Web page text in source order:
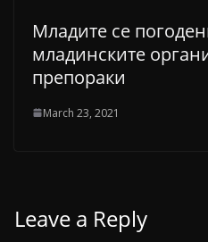
Младите се
младинските
препораки
March 23, 2021
Leave a Reply